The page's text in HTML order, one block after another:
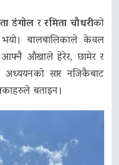
डंगोलररमिता चौधरीको
भयो। बालबालिकाले केवल
आफ्नै आँखाले हेरेर, छामेर र
सार नजिकैबाट
बताइन।